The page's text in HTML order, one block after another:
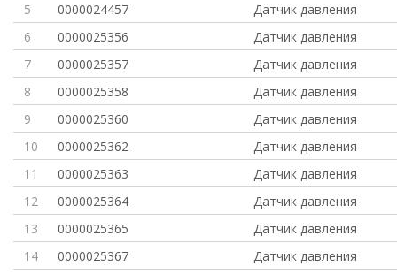
5
0000024457
Датчик давления
6
0000025356
Датчик давления
7
0000025357
Датчик давления
8
0000025358
Датчик давления
9
0000025360
Датчик давления
10
0000025362
Датчик давления
11
0000025363
Датчик давления
12
0000025364
Датчик давления
13
0000025365
Датчик давления
14
0000025367
Датчик давления